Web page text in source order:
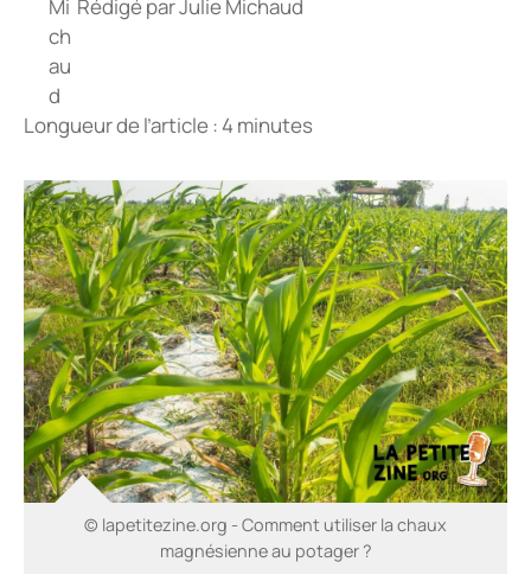
Rédigé parJulie Michaud
Longueur de l’article : 4 minutes
© lapetitezine.org - Comment utiliser la chaux
magnésienne au potager ?